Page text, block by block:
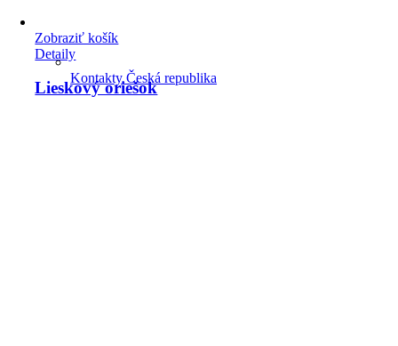
Kontakty Česká republika
Zobraziť košík
Detaily
Lieskový oriešok